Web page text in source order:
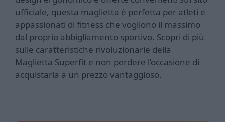
ufficiale, questa maglietta è perfetta per atleti e
appassionati di fitness che vogliono il massimo
dal proprio abbigliamento sportivo. Scopri di più
sulle caratteristiche rivoluzionarie della
Maglietta Superfit e non perdere l’occasione di
acquistarla a un prezzo vantaggioso.